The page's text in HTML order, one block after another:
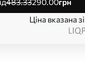
Ціна вказана зі